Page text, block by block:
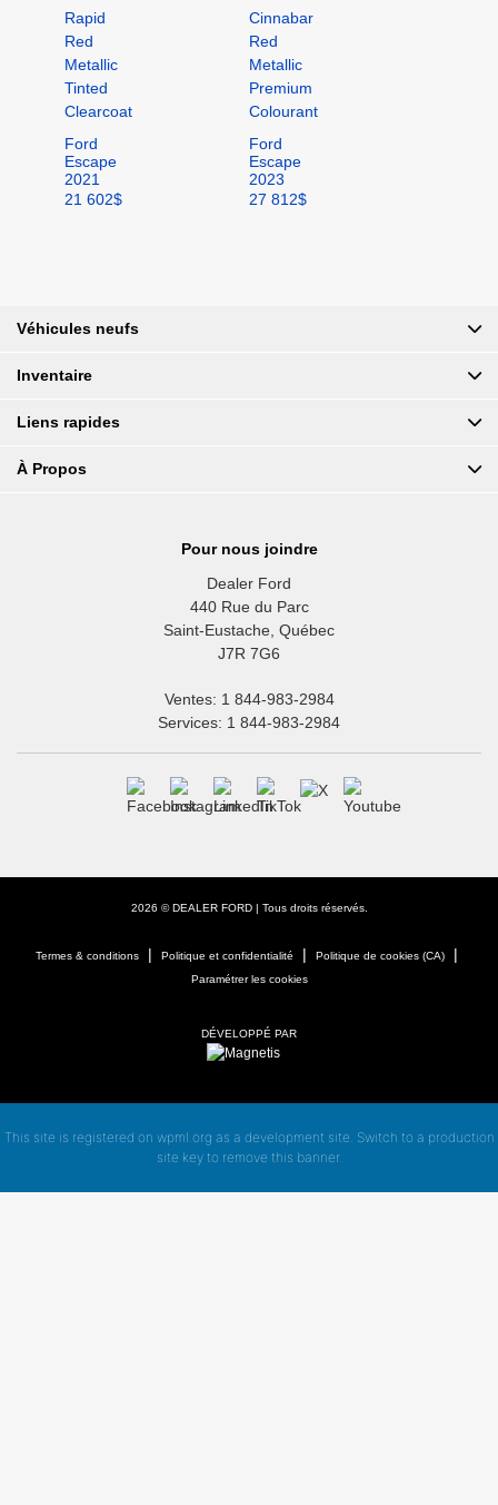
Ford
Escape
2021
21 602$
Ford
Escape
2023
27 812$
Pour nous joindre
Dealer Ford
440 Rue du Parc
Saint-Eustache Québec
J7R 7G6
Ventes: 1 844-983-2984
Services: 1 844-983-2984
Véhicules neufs
Inventaire
Liens rapides
À Propos
2026 © DEALER FORD| Tous droits réservés.
Termes & conditions | Politique et confidentialité | Politique de cookies (CA) |
Paramétrer les cookies
DÉVELOPPÉ PAR
This site is registered on wpml.org as a development site. Switch to a production
site key to remove this banner.